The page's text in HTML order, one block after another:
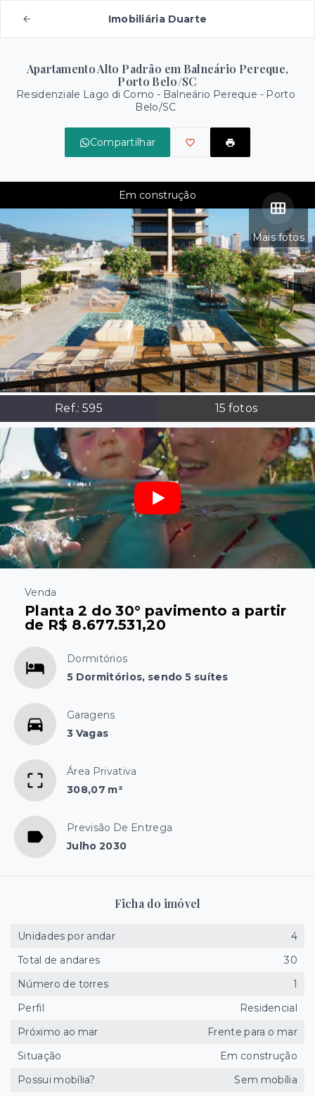
Imobiliária Duarte
Apartamento Alto Padrão em Balneário Pereque,
Porto Belo/SC
Residenziale Lago di Como - Balneário Pereque - Porto
Belo/SC
Compartilhar
Mais fotos
Ref.:595 15 fotos
Em construção
Venda
Planta 2 do 30° pavimento a partir
de R$ 8.677.531,20
Dormitórios
5 Dormitórios, sendo 5 suítes
Garagens
3 Vagas
Área Privativa
308,07 m²
Previsão De Entrega
Julho 2030
Ficha do imóvel
Unidades por andar
4
Total de andares
30
Número de torres
1
Perfil
Residencial
Próximo ao mar
Frente para o mar
Situação
Em construção
Possui mobília?
Sem mobília